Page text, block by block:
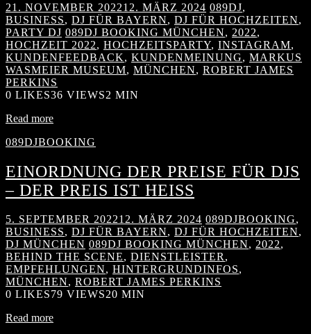
21. NOVEMBER 202212. MÄRZ 2024 089DJ,
BUSINESS, DJ FÜR BAYERN, DJ FÜR HOCHZEITEN,
PARTY DJ 089DJ BOOKING MÜNCHEN, 2022,
HOCHZEIT 2022, HOCHZEITSPARTY, INSTAGRAM,
KUNDENFEEDBACK, KUNDENMEINUNG, MARKUS
WASMEIER MUSEUM, MÜNCHEN, ROBERT JAMES
PERKINS
0 LIKES36 VIEWS2 MIN
Read more
089DJBOOKING
EINORDNUNG DER PREISE FÜR DJS
– DER PREIS IST HEISS
5. SEPTEMBER 202212. MÄRZ 2024 089DJBOOKING,
BUSINESS, DJ FÜR BAYERN, DJ FÜR HOCHZEITEN,
DJ MÜNCHEN 089DJ BOOKING MÜNCHEN, 2022,
BEHIND THE SCENE, DIENSTLEISTER,
EMPFEHLUNGEN, HINTERGRUNDINFOS,
MÜNCHEN, ROBERT JAMES PERKINS
0 LIKES79 VIEWS20 MIN
Read more